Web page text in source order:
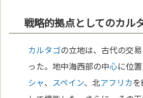
戦略的拠点としてのカル
カルタゴの立地は、古代の交
った。地中海西部の中心に位置
シャ、 スペイン、北アフリカ